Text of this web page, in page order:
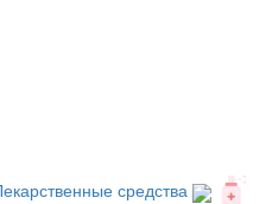
средства